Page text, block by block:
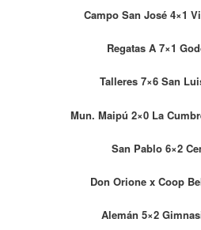
Campo San José 4×1
Regatas A 7×1
Talleres 7×6 San
Mun. Maipú 2×0 La
San Pablo 6×2
Don Orione x Coop
Alemán 5×2